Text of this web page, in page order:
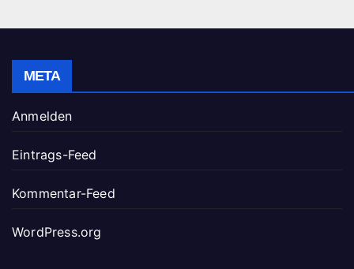
META
Anmelden
Eintrags-Feed
Kommentar-Feed
WordPress.org